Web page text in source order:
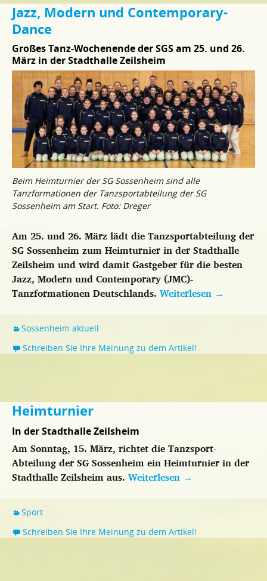
Jazz, Modern und Contemporary-
Dance
Großes Tanz-Wochenende der SGS am 25. und 26.
März in der Stadthalle Zeilsheim
Beim Heimturnier der SG Sossenheim sind alle
Tanzformationen der Tanzsportabteilung der SG
Sossenheim am Start. Foto: Dreger
Am 25. und 26. März lädt die Tanzsportabteilung der
SG Sossenheim zum Heimturnier in der Stadthalle
Zeilsheim und wird damit Gastgeber für die besten
Jazz, Modern und Contemporary (JMC)-
Tanzformationen Deutschlands. Weiterlesen →
Sossenheim aktuell
Schreiben Sie Ihre Meinung zu dem Artikel!
Heimturnier
In der Stadthalle Zeilsheim
Am Sonntag, 15. März, richtet die Tanzsport-
Abteilung der SG Sossenheim ein Heimturnier in der
Stadthalle Zeilsheim aus. Weiterlesen →
Sport
Schreiben Sie Ihre Meinung zu dem Artikel!